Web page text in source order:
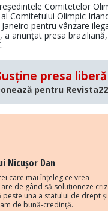
Comitetelor
Comitetului Olimpic
pentru vânzare
a anunţat presa
presa liberă
pentru Revista22
Nicușor Dan
care mai înțeleg ce vrea
de gând să soluționeze
una a statului de drept
de bună-credință.